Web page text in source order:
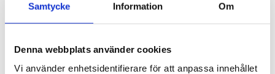
Samtycke Information Om
Denna webbplats använder cookies
Vi använder enhetsidentifierare för att anpassa innehållet
lastutrymme.
6 005 kr